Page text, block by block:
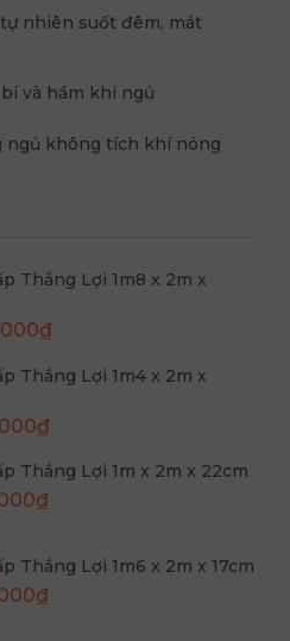
nhiên suốt đêm, mát
và hầm khi ngủ
ngủ không tích khí nóng
Thắng Lợi 1m8 x 2m x
₫Giá
tại
Thắng Lợi 1m4 x 2m x
₫Giá
tại
là:
Thắng Lợi 1m x 2m x 22cm
₫Giá
là:
4.775.000₫.
Thắng Lợi 1m6 x 2m x 17cm
₫Giá